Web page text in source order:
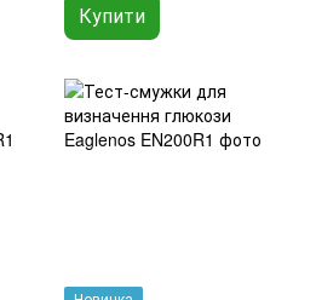
Купити